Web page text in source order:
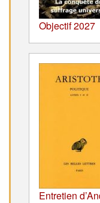
Objectif 2027
Entretien